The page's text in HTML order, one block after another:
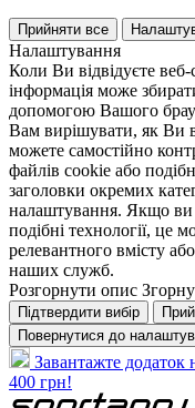
Прийняти все
Налаштування
Коли Ви відвідуєте
інформація може
допомогою Вашого
Вам вирішувати, як Ви
можете самостійно
файлів cookie або
заголовки окремих
налаштування. Якщо ви
подібні технології, це
релевантного вмісту
наших служб.
Розгорнути опис
Підтвердити вибір
Повернутися до
Завантажте додаток
400 грн!